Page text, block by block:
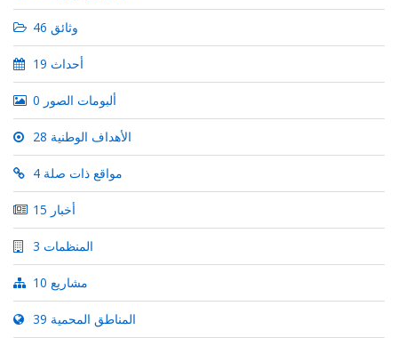
46 وثائق
19 أحداث
0 ألبومات الصور
28 الأهداف الوطنية
4 مواقع ذات صلة
15 أخبار
3 المنظمات
10 مشاريع
39 المناطق المحمية